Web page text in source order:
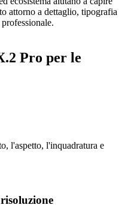
attorno a dettaglio, tipografia
Pro per le
l'aspetto, l'inquadratura e